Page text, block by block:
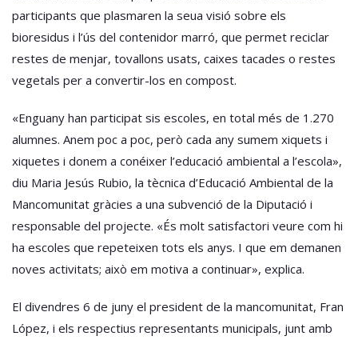
participants que plasmaren la seua visió sobre els
bioresidus i l’ús del contenidor marró, que permet reciclar
restes de menjar, tovallons usats, caixes tacades o restes
vegetals per a convertir-los en compost.
«Enguany han participat sis escoles, en total més de 1.270
alumnes. Anem poc a poc, però cada any sumem xiquets i
xiquetes i donem a conéixer l’educació ambiental a l’escola»,
diu Maria Jesús Rubio, la tècnica d’Educació Ambiental de la
Mancomunitat gràcies a una subvenció de la Diputació i
responsable del projecte. «És molt satisfactori veure com hi
ha escoles que repeteixen tots els anys. I que em demanen
noves activitats; això em motiva a continuar», explica.
El divendres 6 de juny el president de la mancomunitat, Fran
López, i els respectius representants municipals, junt amb